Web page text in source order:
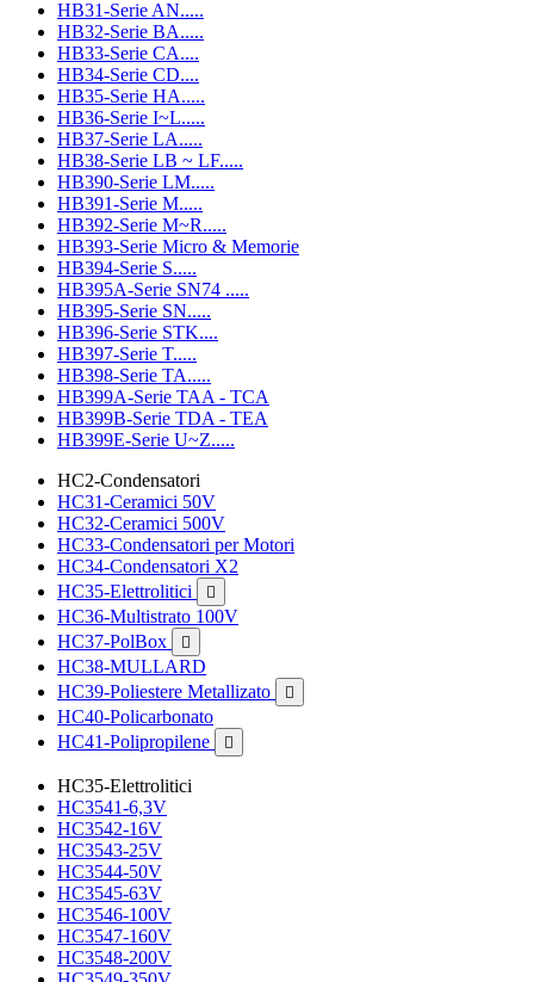
HB31-Serie AN.....
HB32-Serie BA.....
HB33-Serie CA....
HB34-Serie CD....
HB35-Serie HA.....
HB36-Serie I~L.....
HB37-Serie LA.....
HB38-Serie LB ~ LF.....
HB390-Serie LM.....
HB391-Serie M.....
HB392-Serie M~R.....
HB393-Serie Micro & Memorie
HB394-Serie S.....
HB395A-Serie SN74 .....
HB395-Serie SN.....
HB396-Serie STK....
HB397-Serie T.....
HB398-Serie TA.....
HB399A-Serie TAA - TCA
HB399B-Serie TDA - TEA
HB399E-Serie U~Z.....
HC2-Condensatori
HC31-Ceramici 50V
HC32-Ceramici 500V
HC33-Condensatori per Motori
HC34-Condensatori X2
HC35-Elettrolitici

HC36-Multistrato 100V
HC37-PolBox

HC38-MULLARD
HC39-Poliestere Metallizato

HC40-Policarbonato
HC41-Polipropilene

HC35-Elettrolitici
HC3541-6,3V
HC3542-16V
HC3543-25V
HC3544-50V
HC3545-63V
HC3546-100V
HC3547-160V
HC3548-200V